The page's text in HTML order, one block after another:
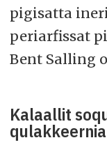
pigisatta
periarfissat
Bent Salling
Kalaallit